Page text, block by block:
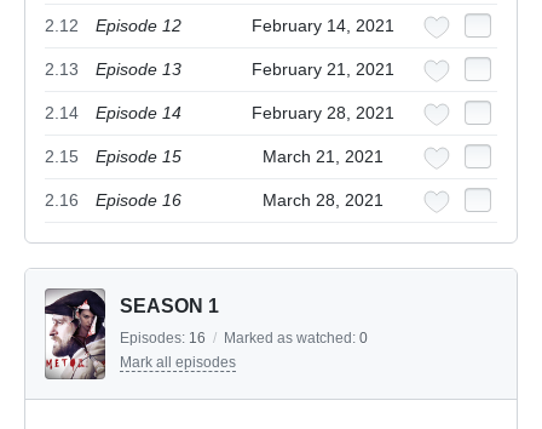
2.12 Episode 12 February 14, 2021
2.13 Episode 13 February 21, 2021
2.14 Episode 14 February 28, 2021
2.15 Episode 15 March 21, 2021
2.16 Episode 16 March 28, 2021
SEASON 1
Episodes: 16 / Marked as watched: 0
Mark all episodes